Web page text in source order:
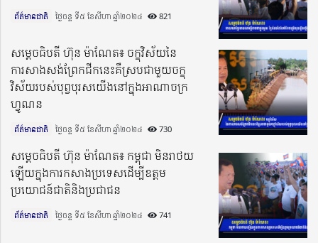
ព័ត៌មានជាតិ ថ្ងៃចន្ទ ទី៥ ខែសីហា ឆ្នាំ២០២៤​ 821
សម្តេចធិបតី ហ៊ុន ម៉ាណែត៖ ចក្ខុវិស័យនៃ
ការសាងសង់ព្រែកជីកនេះគឺស្របជាមួយចក្ខុ
វិស័យរបស់បុព្វបុរសយើងនៅក្នុងអាណាចក្រ
ហ្វូណន
ព័ត៌មានជាតិ ថ្ងៃចន្ទ ទី៥ ខែសីហា ឆ្នាំ២០២៤​ 730
សម្តេចធិបតី ហ៊ុន ម៉ាណែត៖ កម្ពុជា មិនរាថយ
ឡើយក្នុងការកសាងប្រទេសដើម្បីឧត្តម
ប្រយោជន៍ជាតិនិងប្រជាជន
ព័ត៌មានជាតិ ថ្ងៃចន្ទ ទី៥ ខែសីហា ឆ្នាំ២០២៤​ 741